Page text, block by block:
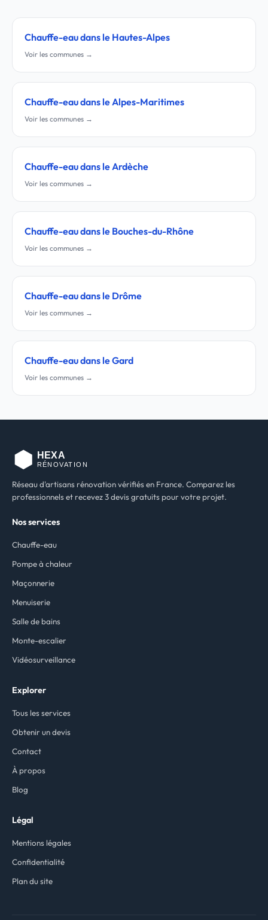
Chauffe-eau dans le Hautes-Alpes
Voir les communes →
Chauffe-eau dans le Alpes-Maritimes
Voir les communes →
Chauffe-eau dans le Ardèche
Voir les communes →
Chauffe-eau dans le Bouches-du-Rhône
Voir les communes →
Chauffe-eau dans le Drôme
Voir les communes →
Chauffe-eau dans le Gard
Voir les communes →
Réseau d'artisans rénovation vérifiés en France. Comparez les
professionnels et recevez 3 devis gratuits pour votre projet.
Nos services
Chauffe-eau
Pompe à chaleur
Maçonnerie
Menuiserie
Salle de bains
Monte-escalier
Vidéosurveillance
Explorer
Tous les services
Obtenir un devis
Contact
À propos
Blog
Légal
Mentions légales
Confidentialité
Plan du site